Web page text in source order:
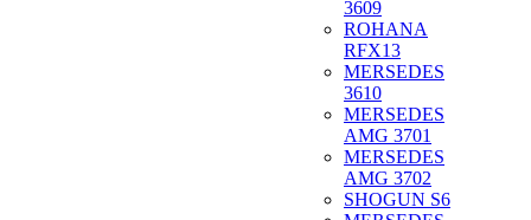
3609
ROHANA
RFX13
MERSEDES
3610
MERSEDES
AMG 3701
MERSEDES
AMG 3702
SHOGUN S6